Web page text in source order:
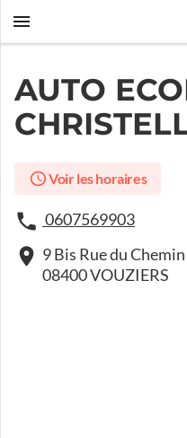
AUTO
Voir les horaires
0607569903
9 Bis Rue du
08400 VOUZIERS